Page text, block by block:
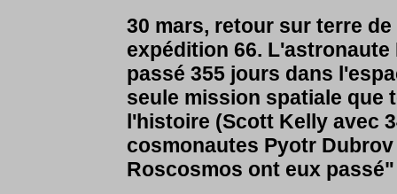
30 mars, retour sur terre
expédition 66. L'astronaute
passé 355 jours dans
seule mission spatiale que
l'histoire (Scott Kelly avec
cosmonautes Pyotr
Roscosmos ont eux